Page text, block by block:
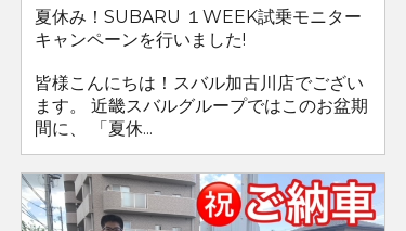
夏休み！SUBARU １WEEK試乗モニター
キャンペーンを行いました!
皆様こんにちは！スバル加古川店でござい
ます。 近畿スバルグループではこのお盆期
間に、 「夏休...